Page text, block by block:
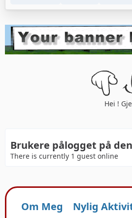
Hei !
Brukere pålogget på
There is currently 1 guest online
Om Meg Nylig